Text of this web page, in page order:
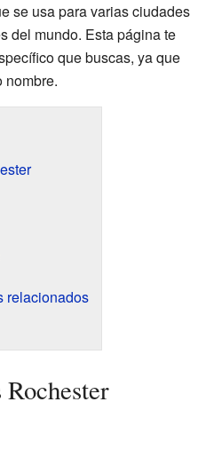
se usa para varias ciudades
del mundo. Esta página te
que buscas, ya que
nombre.
relacionados